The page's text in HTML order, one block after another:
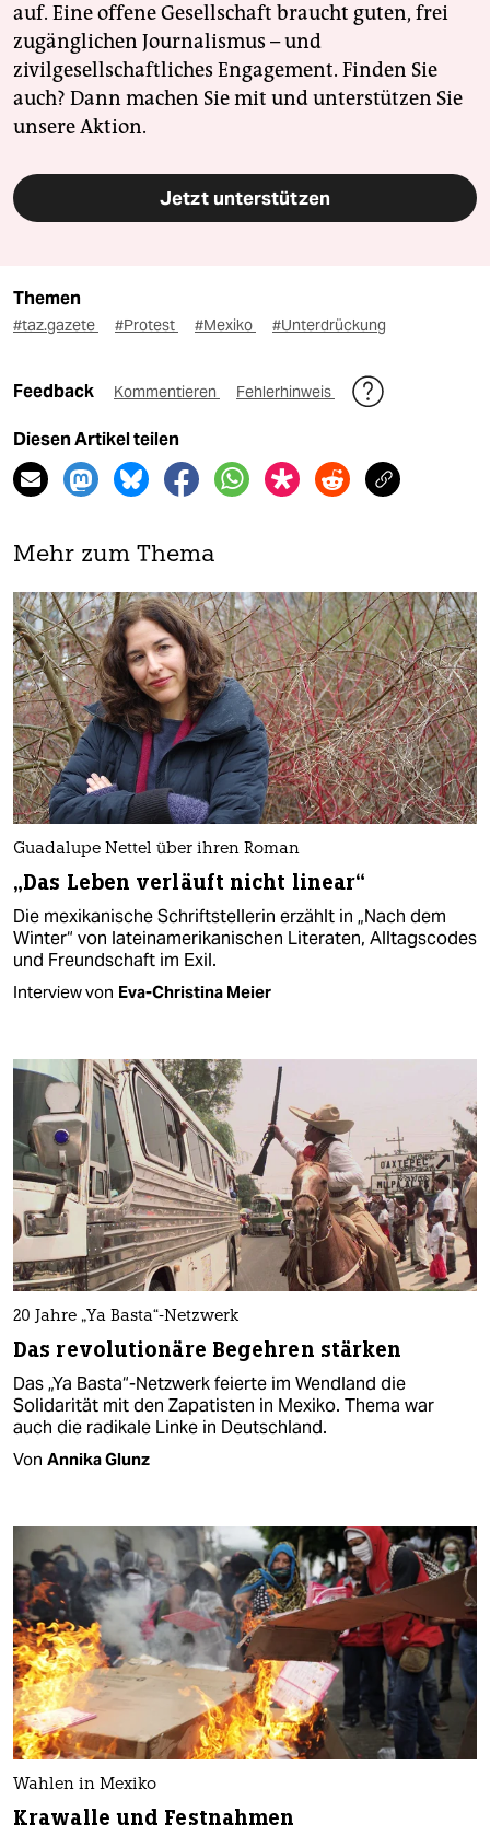
auf. Eine offene Gesellschaft braucht guten, frei
zugänglichen Journalismus – und
zivilgesellschaftliches Engagement. Finden Sie
auch? Dann machen Sie mit und unterstützen Sie
unsere Aktion.
Jetzt unterstützen
Themen
#taz.gazete #Protest #Mexiko #Unterdrückung
Feedback Kommentieren Fehlerhinweis
Diesen Artikel teilen
Mehr zum Thema
Guadalupe Nettel über ihren Roman
„Das Leben verläuft nicht linear“
Die mexikanische Schriftstellerin erzählt in „Nach dem
Winter“ von lateinamerikanischen Literaten, Alltagscodes
und Freundschaft im Exil.
Interview von Eva-Christina Meier
20 Jahre „Ya Basta“-Netzwerk
Das revolutionäre Begehren stärken
Das „Ya Basta“-Netzwerk feierte im Wendland die
Solidarität mit den Zapatisten in Mexiko. Thema war
auch die radikale Linke in Deutschland.
Von Annika Glunz
Wahlen in Mexiko
Krawalle und Festnahmen